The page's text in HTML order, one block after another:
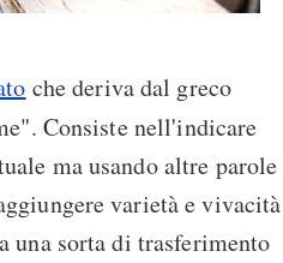
che deriva dal greco
Consiste nell'indicare
ma usando altre parole
varietà e vivacità
una sorta di trasferimento